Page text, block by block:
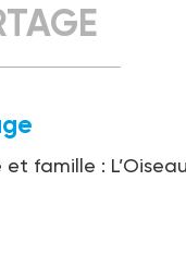
et famille :